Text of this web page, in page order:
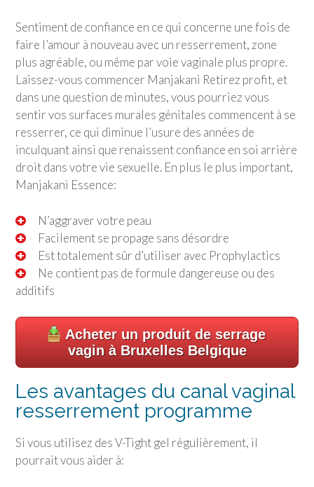
Sentiment de confiance en ce qui concerne une fois de
faire l’amour à nouveau avec un resserrement, zone
plus agréable, ou même par voie vaginale plus propre.
Laissez-vous commencer Manjakani Retirez profit, et
dans une question de minutes, vous pourriez vous
sentir vos surfaces murales génitales commencent à se
resserrer, ce qui diminue l’usure des années de
inculquant ainsi que renaissent confiance en soi arrière
droit dans votre vie sexuelle. En plus le plus important,
Manjakani Essence:
N’aggraver votre peau
Facilement se propage sans désordre
Est totalement sûr d’utiliser avec Prophylactics
Ne contient pas de formule dangereuse ou des
additifs
Acheter un produit de serrage
vagin à Bruxelles Belgique
Les avantages du canal vaginal
resserrement programme
Si vous utilisez des V-Tight gel régulièrement, il
pourrait vous aider à: